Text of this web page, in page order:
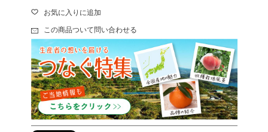
お気に入りに追加
この商品ついて問い合わせる